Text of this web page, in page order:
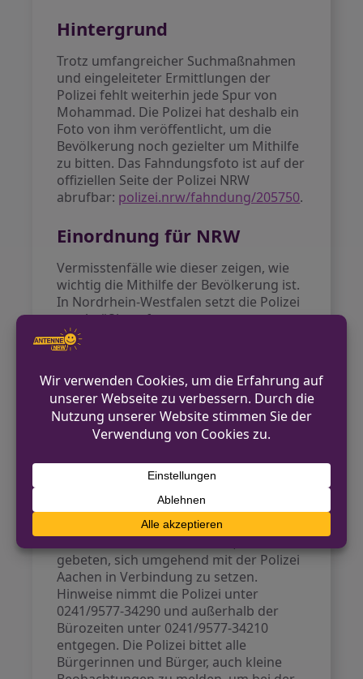
Hintergrund
Trotz umfangreicher Suchmaßnahmen
und eingeleiteter Ermittlungen der
Polizei fehlt weiterhin jede Spur von
Mohammad. Die Polizei hat deshalb ein
Foto von ihm veröffentlicht, um die
Bevölkerung noch gezielter um Mithilfe
zu bitten. Das Fahndungsfoto ist auf der
offiziellen Seite der Polizei NRW
abrufbar: polizei.nrw/fahndung/205750.
Einordnung für NRW
Vermisstenfälle wie dieser zeigen, wie
wichtig die Mithilfe der Bevölkerung ist.
In Nordrhein-Westfalen setzt die Polizei
regelmäßig auf
Öffentlichkeitsfahndungen, um
vermisste Kinder schnellstmöglich zu
sind oft entscheidend für den Verlauf
der Ermittlungen. Jeder Hinweis, auch
wenn er nicht bedeutend erscheint,
kann entscheidend sein.
Wer Mohammad gesehen hat oder
sonstige Angaben zu seinem
gebeten, sich umgehend mit der Polizei
Aachen in Verbindung zu setzen.
Hinweise nimmt die Polizei unter
0241/9577-34290 und außerhalb der
Bürozeiten unter 0241/9577-34210
entgegen. Die Polizei bittet alle
Bürgerinnen und Bürger, auch kleine